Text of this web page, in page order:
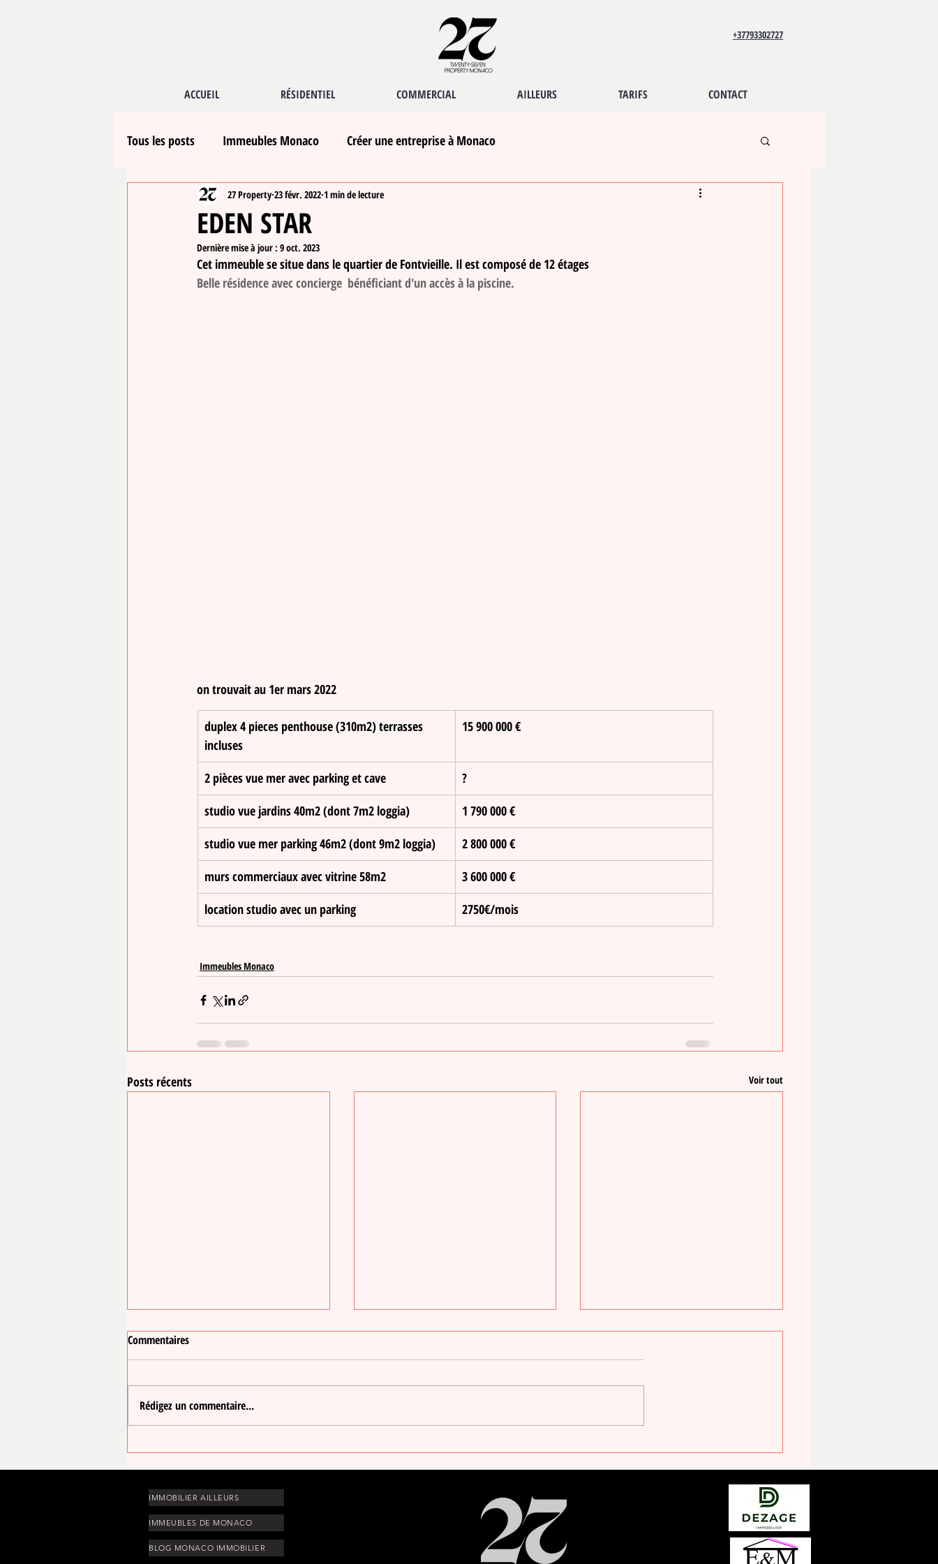
+37793302727
ACCUEIL RÉSIDENTIEL COMMERCIAL AILLEURS TARIFS CONTACT
Tous les posts Immeubles Monaco Créer une entreprise à Monaco
EDEN STAR
27 Property 23 févr. 2022 1 min de lecture
Dernière mise à jour : 9 oct. 2023
Cet immeuble se situe dans le quartier de Fontvieille. Il est composé de 12 étages
Belle résidence avec concierge  bénéficiant d'un accès à la piscine.
on trouvait au 1er mars 2022
​duplex 4 pieces penthouse (310m2) terrasses
incluses
​15 900 000 €
2 pièces vue mer avec parking et cave
?
studio vue jardins 40m2 (dont 7m2 loggia)
​1 790 000 €
studio vue mer parking 46m2 (dont 9m2 loggia)
​2 800 000 €
​murs commerciaux avec vitrine 58m2
​3 600 000 €
location studio avec un parking
​2750€/mois
Immeubles Monaco
Posts récents Voir tout
LE JARDIN D'EAU
VALLESPIR L'EXOTIQUE
Commentaires
Rédigez un commentaire...
IMMOBILIER AILLEURS
IMMEUBLES DE MONACO
BLOG MONACO IMMOBILIER